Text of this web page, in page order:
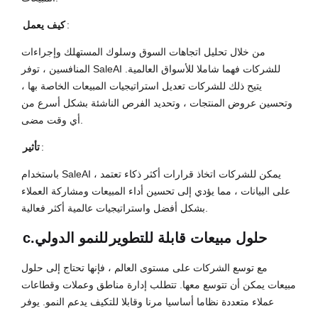
كيف يعمل:
من خلال تحليل اتجاهات السوق وسلوك المستهلك وإجراءات
المنافسين ، توفر SaleAI للشركات فهما شاملا للأسواق العالمية.
يتيح ذلك للشركات تعديل استراتيجيات المبيعات الخاصة بها ،
وتحسين عروض المنتجات ، وتحديد الفرص الناشئة بشكل أسرع من
أي وقت مضى.
تأثير:
باستخدام SaleAI ، يمكن للشركات اتخاذ قرارات أكثر ذكاء تعتمد
على البيانات ، مما يؤدي إلى تحسين أداء المبيعات ومشاركة العملاء
بشكل أفضل واستراتيجيات عالمية أكثر فعالية.
c. حلول مبيعات قابلة للتطوير للنمو الدولي
مع توسع الشركات على مستوى العالم ، فإنها تحتاج إلى حلول
مبيعات يمكن أن تتوسع معها. تتطلب إدارة مناطق وعملات وقطاعات
عملاء متعددة نظاما أساسيا مرنا وقابلا للتكيف يدعم النمو. يوفر